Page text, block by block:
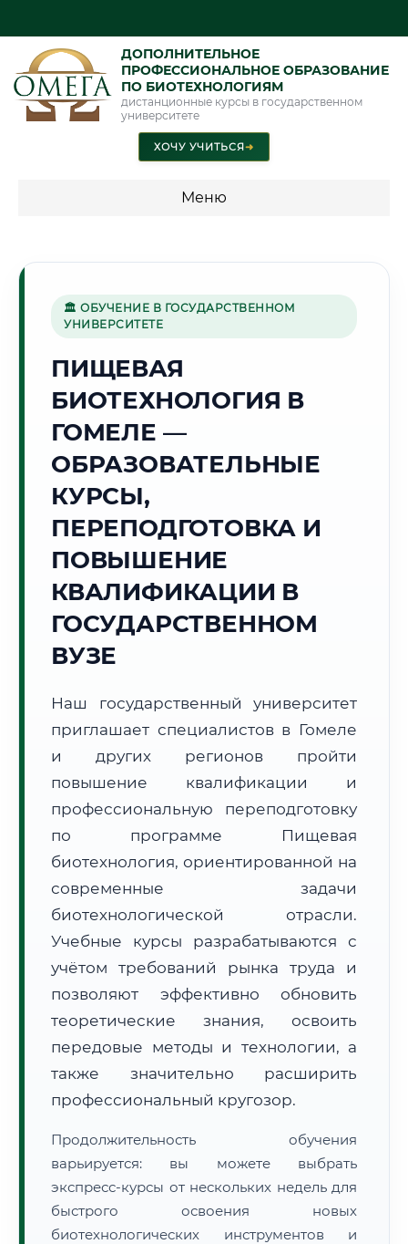
ДОПОЛНИТЕЛЬНОЕ
ПРОФЕССИОНАЛЬНОЕ ОБРАЗОВАНИЕ
ПО БИОТЕХНОЛОГИЯМ
дистанционные курсы в государственном
университете
ХОЧУ УЧИТЬСЯ➜
Меню
Г. ГОМЕЛЬ
18:35:07
Погода в г. Гомель:☁️ +30°C ,Пасмурно
🌅 Восход:
📍 Региональная справка
Субъект:
Почтовые индексы:
246000–246050
Часовой пояс:
UTC+3
Формат учебы:
Дистанционно
🗺️ Зона обслуживания: г. Гомель
Расчет логистики оригиналов:
~3 350 км
• Экспресс-доставка СДЭК / Почтой:5–7 рабочих дней
📜 Документы и аккредитация ФИС ФРДО
🔍Нажмите на документ для увеличения и просмотра
🏛 ОБУЧЕНИЕ В ГОСУДАРСТВЕННОМ
УНИВЕРСИТЕТЕ
ПИЩЕВАЯ
БИОТЕХНОЛОГИЯ В
ГОМЕЛЕ —
ОБРАЗОВАТЕЛЬНЫЕ
КУРСЫ,
ПЕРЕПОДГОТОВКА И
ПОВЫШЕНИЕ
КВАЛИФИКАЦИИ В
ГОСУДАРСТВЕННОМ
ВУЗЕ
Наш государственный университет
приглашает специалистов в Гомеле
и других регионов пройти
повышение квалификации и
профессиональную переподготовку
по программе Пищевая
биотехнология, ориентированной на
современные задачи
биотехнологической отрасли.
Учебные курсы разрабатываются с
учётом требований рынка труда и
позволяют эффективно обновить
теоретические знания, освоить
передовые методы и технологии, а
также значительно расширить
профессиональный кругозор.
Продолжительность обучения
варьируется: вы можете выбрать
экспресс-курсы от нескольких недель для
быстрого освоения новых
биотехнологических инструментов и